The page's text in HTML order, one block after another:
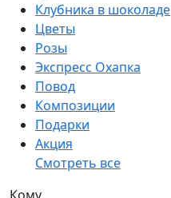
Клубника в шоколаде
Цветы
Розы
Экспресс Охапка
Повод
Композиции
Подарки
Акция
Смотреть все